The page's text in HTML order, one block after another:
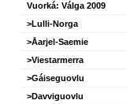
Vuorká: Válga 2009
>Lulli-Norga
>Åarjel-Saemie
>Viestarmerra
>Gáiseguovlu
>Davviguovlu